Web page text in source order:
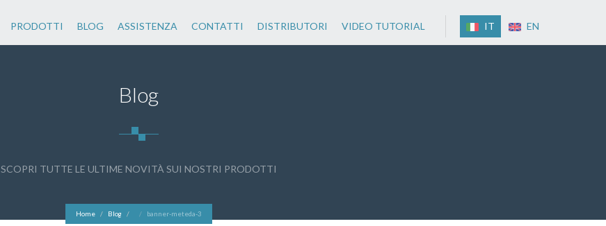
IT EN
PRODOTTI BLOG ASSISTENZA CONTATTI DISTRIBUTORI VIDEO TUTORIAL
Blog
SCOPRI TUTTE LE ULTIME NOVITÀ SUI NOSTRI PRODOTTI
Home Blog banner-meteda-3